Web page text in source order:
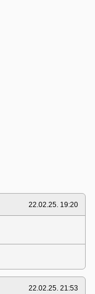
22.02.25. 19:20
22.02.25. 21:53